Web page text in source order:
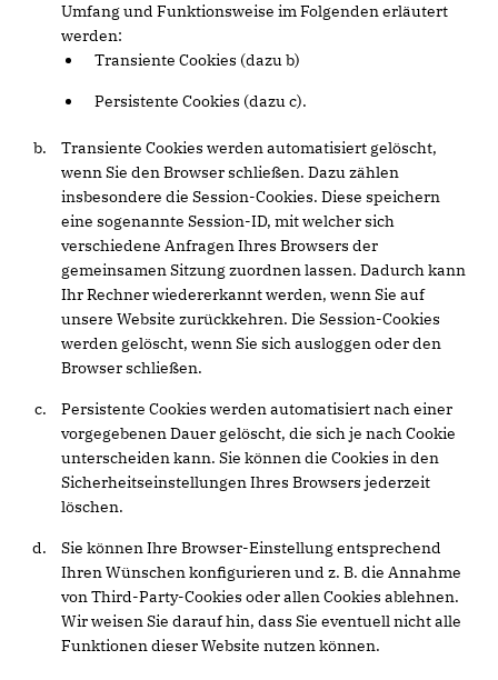
Umfang und Funktionsweise im Folgenden erläutert
werden:
Transiente Cookies (dazu b)
Persistente Cookies (dazu c).
Transiente Cookies werden automatisiert gelöscht,
wenn Sie den Browser schließen. Dazu zählen
insbesondere die Session-Cookies. Diese speichern
eine sogenannte Session-ID, mit welcher sich
verschiedene Anfragen Ihres Browsers der
gemeinsamen Sitzung zuordnen lassen. Dadurch kann
Ihr Rechner wiedererkannt werden, wenn Sie auf
unsere Website zurückkehren. Die Session-Cookies
werden gelöscht, wenn Sie sich ausloggen oder den
Browser schließen.
Persistente Cookies werden automatisiert nach einer
vorgegebenen Dauer gelöscht, die sich je nach Cookie
unterscheiden kann. Sie können die Cookies in den
Sicherheitseinstellungen Ihres Browsers jederzeit
löschen.
Sie können Ihre Browser-Einstellung entsprechend
Ihren Wünschen konfigurieren und z. B. die Annahme
von Third-Party-Cookies oder allen Cookies ablehnen.
Wir weisen Sie darauf hin, dass Sie eventuell nicht alle
Funktionen dieser Website nutzen können.